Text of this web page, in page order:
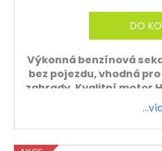
DO
Výkonná benzínová
bez pojezdu, vhodná
zahrady. Kvalitní motor
životnost a
ZDARMA - sekačku